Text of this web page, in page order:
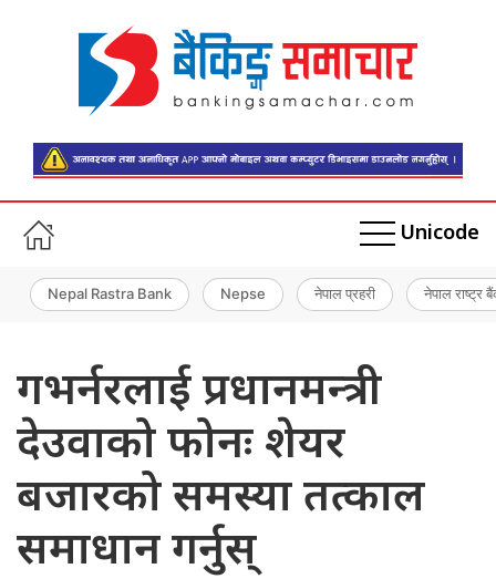
Unicode
Nepal Rastra Bank Nepse नेपाल प्रहरी नेपाल राष्ट्र
गभर्नरलाई प्रधानमन्त्री
देउवाको फोनः शेयर
बजारको समस्या तत्काल
समाधान गर्नुस्